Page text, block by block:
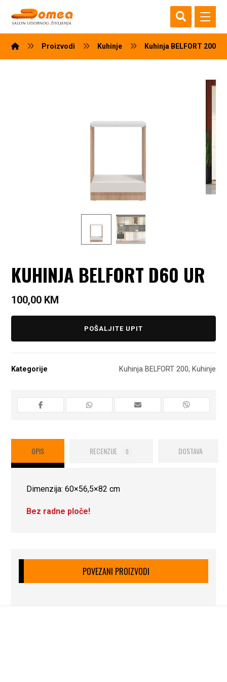
Proizvodi Kuhinje Kuhinja BELFORT 200
KUHINJA BELFORT D60 UR
100,00 KM
POŠALJITE UPIT
Kategorije Kuhinja BELFORT 200, Kuhinje
OPIS RECENZIJE 0 DOSTAVA
Dimenzija: 60×56,5×82 cm
Bez radne ploče!
POVEZANI PROIZVODI